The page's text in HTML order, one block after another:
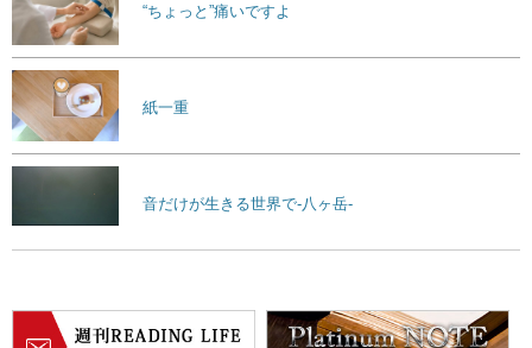
“ちょっと”痛いですよ
紙一重
音だけが生きる世界で-八ヶ岳-